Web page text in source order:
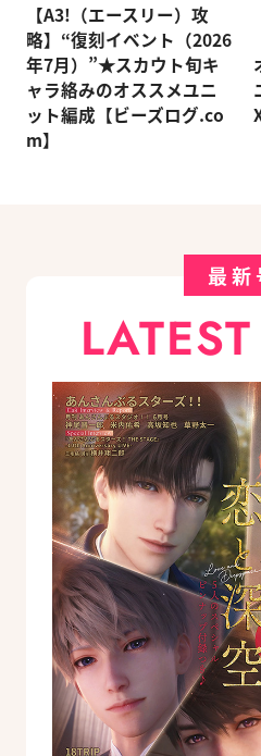
【A3!（エースリー）攻
略】“復刻イベント（2026
年7月）”★スカウト旬キ
ャラ絡みのオススメユニ
ット編成【ビーズログ.co
m】
最新